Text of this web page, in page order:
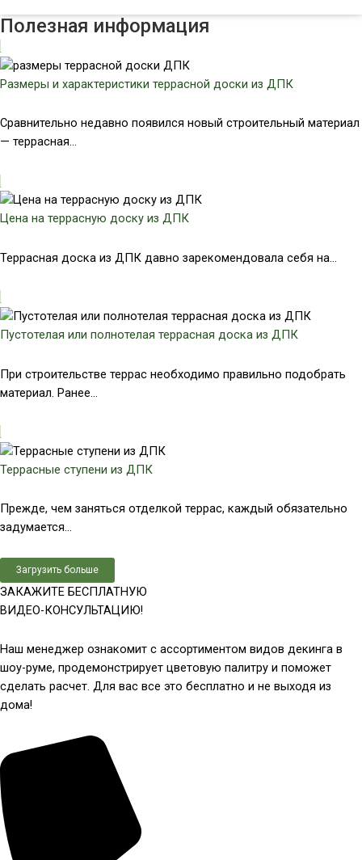
Полезная информация
Размеры и характеристики террасной доски из ДПК
Сравнительно недавно появился новый строительный материал
— террасная...
Цена на террасную доску из ДПК
Террасная доска из ДПК давно зарекомендовала себя на...
Пустотелая или полнотелая террасная доска из ДПК
При строительстве террас необходимо правильно подобрать
материал. Ранее...
Террасные ступени из ДПК
Прежде, чем заняться отделкой террас, каждый обязательно
задумается...
Загрузить больше
ЗАКАЖИТЕ БЕСПЛАТНУЮ
ВИДЕО-КОНСУЛЬТАЦИЮ!
Наш менеджер ознакомит с ассортиментом видов декинга в
шоу-руме, продемонстрирует цветовую палитру и поможет
сделать расчет. Для вас все это бесплатно и не выходя из
дома!